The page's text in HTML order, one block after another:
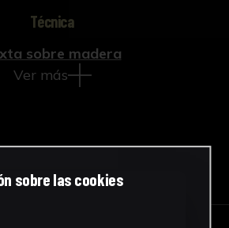
Técnica
sobre madera
Ver más
sobre las cookies